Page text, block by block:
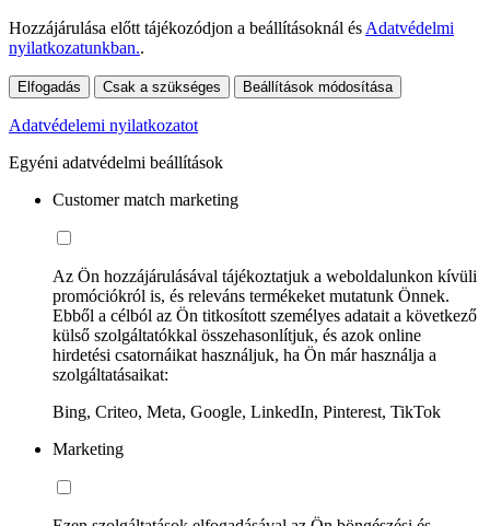
Hozzájárulása előtt tájékozódjon a beállításoknál és Adatvédelmi
nyilatkozatunkban..
Elfogadás Csak a szükséges Beállítások módosítása
Adatvédelemi nyilatkozatot
Egyéni adatvédelmi beállítások
Customer match marketing
Az Ön hozzájárulásával tájékoztatjuk a weboldalunkon kívüli
promóciókról is, és releváns termékeket mutatunk Önnek.
Ebből a célból az Ön titkosított személyes adatait a következő
külső szolgáltatókkal összehasonlítjuk, és azok online
hirdetési csatornáikat használjuk, ha Ön már használja a
szolgáltatásaikat:
Bing, Criteo, Meta, Google, LinkedIn, Pinterest, TikTok
Marketing